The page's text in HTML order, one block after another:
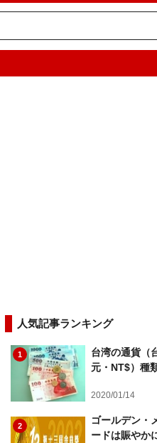
人気記事ランキング
1
台湾の通貨（
元・NT$）種
2020/01/14
2
ゴールデン・
ードは賑や